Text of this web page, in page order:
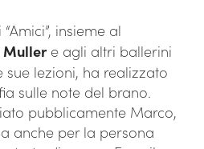
insieme al
Mullere agli altri ballerini
lezioni, ha realizzato
sulle note del brano.
pubblicamente Marco,
anche per la persona